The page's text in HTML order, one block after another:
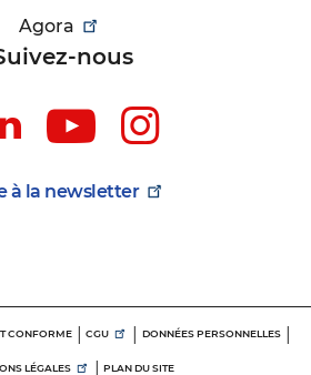
Agora
nous
Suivez-
nous
sur
Linkedin
Suivez-
nous
sur
Youtube
Suivez-
nous
sur
à la newsletter
CONFORME CGU DONNÉES PERSONNELLES
LÉGALES PLAN DU SITE